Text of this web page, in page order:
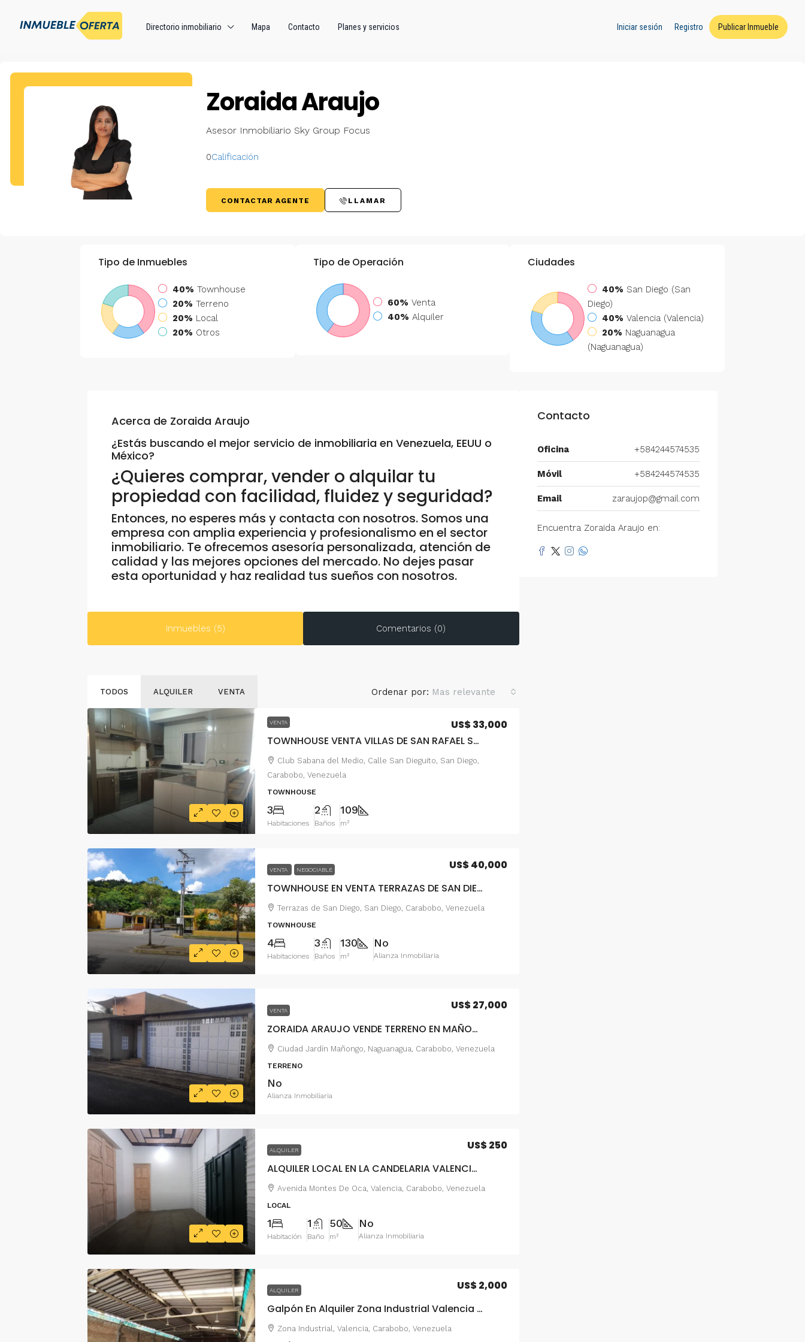
Directorio inmobiliario Mapa Contacto Planes y servicios Iniciar sesión Registro Publicar Inmueble
Zoraida Araujo
Asesor Inmobiliario Sky Group Focus
0Calificación
CONTACTAR AGENTE LLAMAR
Tipo de Inmuebles
40% Townhouse
20% Terreno
20% Local
20% Otros
Tipo de Operación
60% Venta
40% Alquiler
Ciudades
40% San Diego (San
Diego)
40% Valencia (Valencia)
20% Naguanagua
(Naguanagua)
Acerca de Zoraida Araujo
¿Estás buscando el mejor servicio de inmobiliaria en Venezuela, EEUU o
México?
¿Quieres comprar, vender o alquilar tu
propiedad con facilidad, fluidez y seguridad?
Entonces, no esperes más y contacta con nosotros. Somos una
empresa con amplia experiencia y profesionalismo en el sector
inmobiliario. Te ofrecemos asesoría personalizada, atención de
calidad y las mejores opciones del mercado. No dejes pasar
esta oportunidad y haz realidad tus sueños con nosotros.
Inmuebles (5) Comentarios (0)
TODOS ALQUILER VENTA Ordenar por: Mas relevante
VENTA
TOWNHOUSE VENTA VILLAS DE SAN RAFAEL SAN DIEGO
US$ 33,000
Club Sabana del Medio, Calle San Dieguito, San Diego,
Carabobo, Venezuela
TOWNHOUSE
3
Habitaciones
2
Baños
109
m²
VENTA NEGOCIABLE
TOWNHOUSE EN VENTA TERRAZAS DE SAN DIEGO FOTH-540
US$ 40,000
Terrazas de San Diego, San Diego, Carabobo, Venezuela
TOWNHOUSE
4
Habitaciones
3
Baños
130
m²
No
Alianza Inmobiliaria
VENTA
ZORAIDA ARAUJO VENDE TERRENO EN MAÑONGO FOT-384
US$ 27,000
Ciudad Jardín Mañongo, Naguanagua, Carabobo, Venezuela
TERRENO
No
Alianza Inmobiliaria
ALQUILER
ALQUILER LOCAL EN LA CANDELARIA VALENCIA FOL-588
US$ 250
Avenida Montes De Oca, Valencia, Carabobo, Venezuela
LOCAL
1
Habitación
1
Baño
50
m²
No
Alianza Inmobiliaria
ALQUILER
Galpón En Alquiler Zona Industrial Valencia FOG-19
US$ 2,000
Zona Industrial, Valencia, Carabobo, Venezuela
Contacto
Oficina +584244574535
Móvil +584244574535
Email zaraujop@gmail.com
Encuentra Zoraida Araujo en: